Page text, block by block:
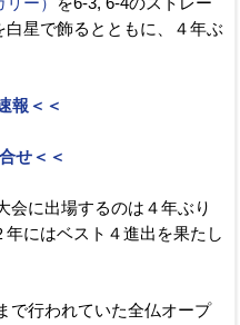
白星で飾るとともに、４年ぶ
報＜＜
せ＜＜
会に出場するのは４年ぶり
にはベスト４進出を果たし
で行われていた全仏オープ